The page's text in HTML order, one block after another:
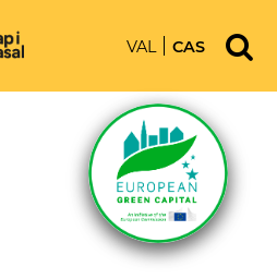
VAL CAS